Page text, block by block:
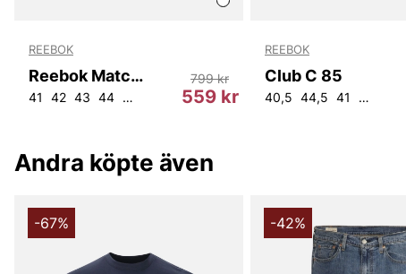
REEBOK
Reebok Match Primev2
41 42 43 44 44,5 559 kr
799 kr
REEBOK
Club C 85
40,5 44,5 41 42
Andra köpte även
-67% -42%